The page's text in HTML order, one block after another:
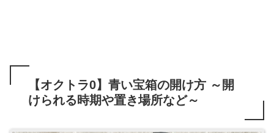
【オクトラ0】青い宝箱の開け方 ～開
けられる時期や置き場所など～